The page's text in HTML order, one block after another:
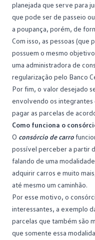
planejada que serve para
que pode ser de passeio
a poupança, porém, de
Com isso, as pessoas (que
possuem o mesmo
uma administradora de
regularização pelo Banco
Por fim, o valor desejado
envolvendo os
pagar as parcelas de
Como funciona o
O consórcio de carro
possível perceber a partir
falando de uma
adquirir carros e muito
até mesmo um caminhão.
Por esse motivo, o
interessantes, a exemplo
parcelas que também são
que somente essa